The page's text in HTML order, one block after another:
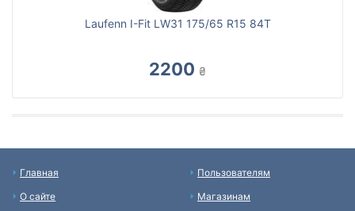
Laufenn I-Fit LW31 175/65 R15 84T
2200 ₴
Главная
О сайте
Пользователям
Магазинам